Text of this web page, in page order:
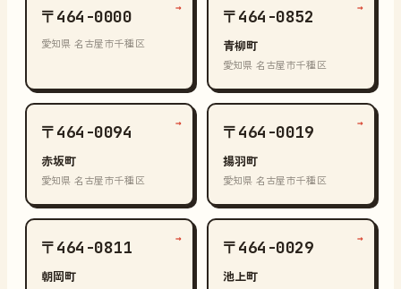
〒464-0000
愛知県 名古屋市千種区
→ 〒464-0852
青柳町
愛知県 名古屋市千種区
→
〒464-0094
赤坂町
愛知県 名古屋市千種区
→ 〒464-0019
揚羽町
愛知県 名古屋市千種区
→
〒464-0811
朝岡町
→ 〒464-0029
池上町
→